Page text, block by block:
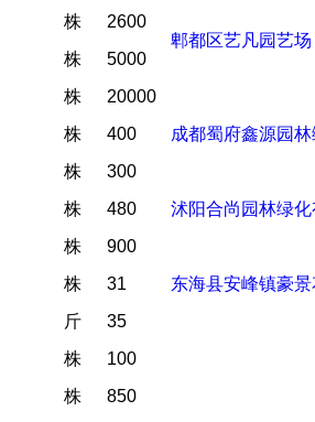
郫都区艺凡园艺场
株
2600
株
5000
株
20000
株 400
成都蜀府鑫源园
株
300
沭阳合尚园林绿化
株
480
株
900
株 31
东海县安峰镇豪
斤 35
株
100
株
850